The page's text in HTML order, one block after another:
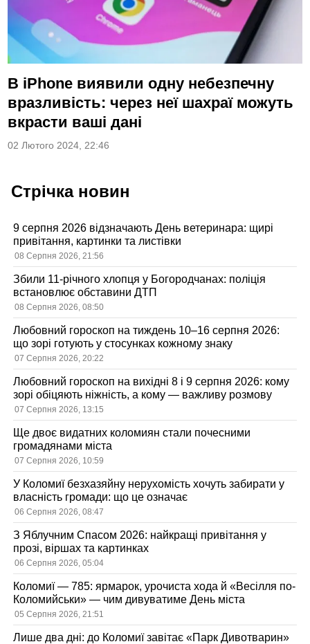
В iPhone виявили одну небезпечну
вразливість: через неї шахраї можуть
вкрасти ваші дані
02 Лютого 2024, 22:46
Стрічка новин
9 серпня 2026 відзначають День ветеринара: щирі
привітання, картинки та листівки
08 Серпня 2026, 21:56
Збили 11-річного хлопця у Богородчанах: поліція
встановлює обставини ДТП
08 Серпня 2026, 08:50
Любовний гороскоп на тиждень 10–16 серпня 2026:
що зорі готують у стосунках кожному знаку
07 Серпня 2026, 20:22
Любовний гороскоп на вихідні 8 і 9 серпня 2026: кому
зорі обіцяють ніжність, а кому — важливу розмову
07 Серпня 2026, 13:15
Ще двоє видатних коломиян стали почесними
громадянами міста
07 Серпня 2026, 10:59
У Коломиї безхазяйну нерухомість хочуть забирати у
власність громади: що це означає
06 Серпня 2026, 08:47
З Яблучним Спасом 2026: найкращі привітання у
прозі, віршах та картинках
06 Серпня 2026, 05:04
Коломиї — 785: ярмарок, урочиста хода й «Весілля по-
Коломийськи» — чим дивуватиме День міста
05 Серпня 2026, 21:51
Лише два дні: до Коломиї завітає «Парк Дивотварин»